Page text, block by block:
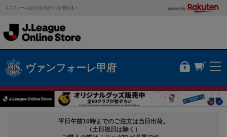
ユニフォームなどの公式グッズが買える！ powered by
ヴァンフォーレ甲府
平日午前10時までのご注文は当日出荷。
（土日祝日は除く）